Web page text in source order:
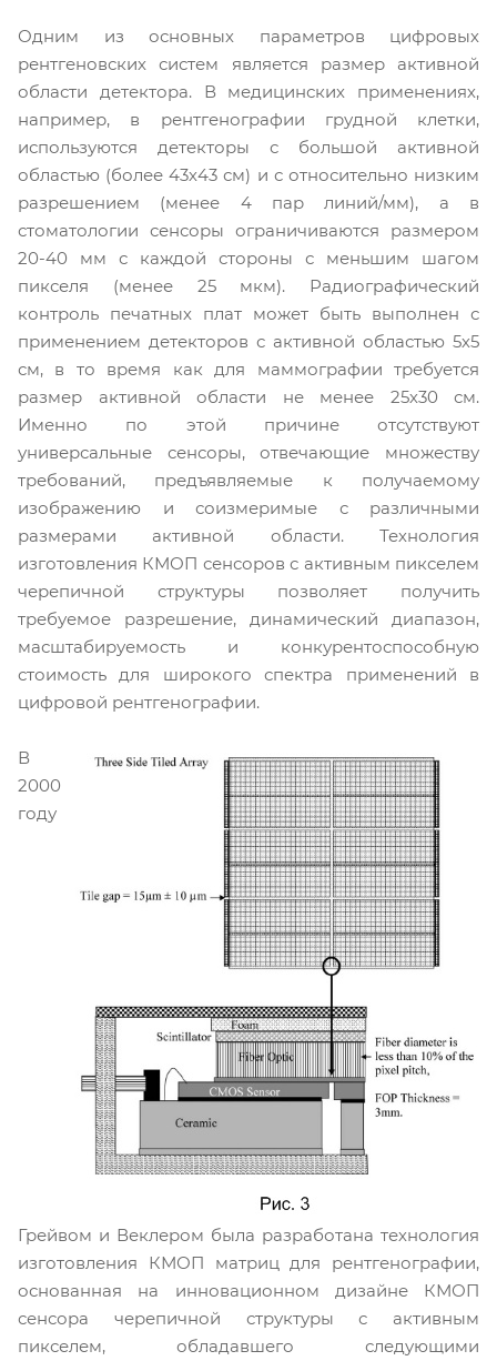
Одним из основных параметров цифровых
рентгеновских систем является размер активной
области детектора. В медицинских применениях,
например, в рентгенографии грудной клетки,
используются детекторы с большой активной
областью (более 43х43 см) и с относительно низким
разрешением (менее 4 пар линий/мм), а в
стоматологии сенсоры ограничиваются размером
20-40 мм с каждой стороны с меньшим шагом
пикселя (менее 25 мкм). Радиографический
контроль печатных плат может быть выполнен с
применением детекторов с активной областью 5х5
см, в то время как для маммографии требуется
размер активной области не менее 25х30 см.
Именно по этой причине отсутствуют
универсальные сенсоры, отвечающие множеству
требований, предъявляемые к получаемому
изображению и соизмеримые с различными
размерами активной области. Технология
изготовления КМОП сенсоров с активным пикселем
черепичной структуры позволяет получить
требуемое разрешение, динамический диапазон,
масштабируемость и конкурентоспособную
стоимость для широкого спектра применений в
цифровой рентгенографии.
В
2000
году
Грейвом и Веклером была разработана технология
изготовления КМОП матриц для рентгенографии,
основанная на инновационном дизайне КМОП
сенсора черепичной структуры с активным
пикселем, обладавшего следующими